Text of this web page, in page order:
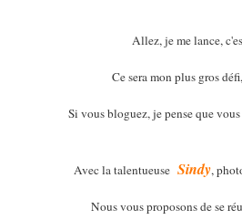
Allez, je me lance,
Ce sera mon plus gros
Si vous bloguez, je pense que
Avec la talentueuse Sindy,
Nous vous proposons de se